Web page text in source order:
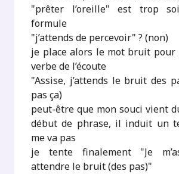
"prêter l’oreille" est trop
formule
"j’attends de percevoir" ? (non)
je place alors le mot bruit pour
verbe de l’écoute
"Assise, j’attends le bruit des
pas ça)
peut-être que mon souci vient
début de phrase, il induit un
me va pas
je tente finalement "Je
attendre le bruit (des pas)"